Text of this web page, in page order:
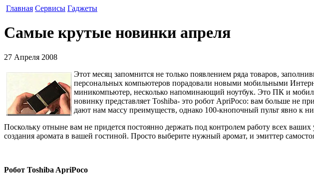
Главная Сервисы Гаджеты
Самые крутые новинки апреля
27 Апреля 2008
Этот месяц запомнится не только появлением ряда товаров,
персональных компьютеров порадовали новыми мобильными
миникомпьютер, несколько напоминающий ноутбук. Это ПК и
новинку представляет Toshiba- это робот ApriPoco: вам больше не
дают нам массу преимуществ, однако 100-кнопочный пульт явно к
Поскольку отныне вам не придется постоянно держать под контролем работу всех
создания аромата в вашей гостиной. Просто выберите нужный аромат, и эмиттер
Робот Toshiba ApriPoco